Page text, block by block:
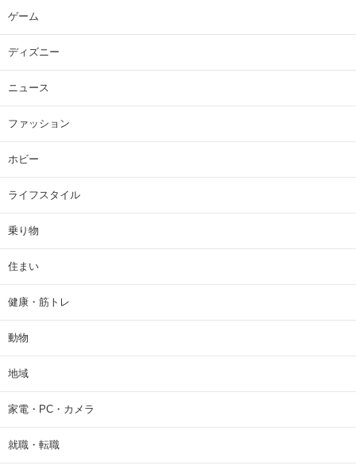
ゲーム
ディズニー
ニュース
ファッション
ホビー
ライフスタイル
乗り物
住まい
健康・筋トレ
動物
地域
家電・PC・カメラ
就職・転職